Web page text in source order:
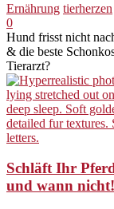
Ernährung tierherzen
0
Hund frisst nicht
& die beste
Tierarzt?
Schläft Ihr
und wann nicht!